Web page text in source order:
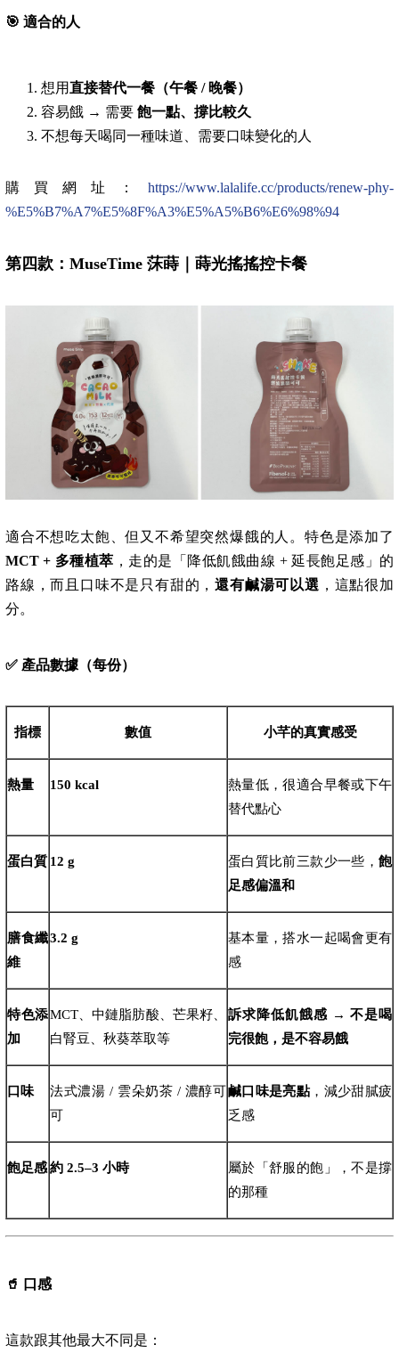
🎯 適合的人
想用直接替代一餐（午餐 / 晚餐）
容易餓 → 需要 飽一點、撐比較久
不想每天喝同一種味道、需要口味變化的人
購買網址： https://www.lalalife.cc/products/renew-phy-
%E5%B7%A7%E5%8F%A3%E5%A5%B6%E6%98%94
第四款：MuseTime 莯蒔｜蒔光搖搖控卡餐
適合不想吃太飽、但又不希望突然爆餓的人。特色是添加了
MCT + 多種植萃 ，走的是「降低飢餓曲線 + 延長飽足感」的
路線，而且口味不是只有甜的，還有鹹湯可以選 ，這點很加
分。
✅ 產品數據（每份）
指標 數值 小芊的真實感受
熱量 150 kcal
熱量低，很適合早餐或下午
替代點心
蛋白質 12 g 蛋白質比前三款少一些， 飽
足感偏溫和
膳食纖
維
3.2 g
基本量，搭水一起喝會更有
感
特色添
加
MCT、中鏈脂肪酸、芒果籽、
白腎豆、秋葵萃取等
訴求降低飢餓感 → 不是喝
完很飽，是不容易餓
口味
法式濃湯 / 雲朵奶茶 / 濃醇可
可
鹹口味是亮點 ，減少甜膩疲
乏感
飽足感約 2.5–3 小時
屬於「舒服的飽」，不是撐
的那種
🥤 口感
這款跟其他最大不同是：